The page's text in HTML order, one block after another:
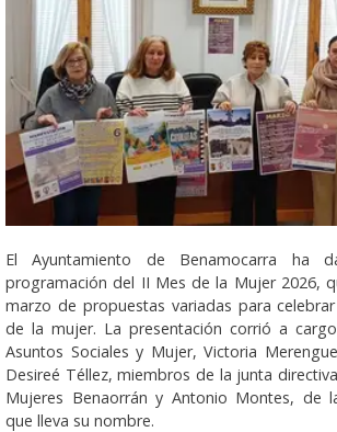
El Ayuntamiento de Benamocarra ha
programación del II Mes de la Mujer 2026,
marzo de propuestas variadas para
de la mujer. La presentación corrió a
Asuntos Sociales y Mujer, Victoria
Desireé Téllez, miembros de la junta
Mujeres Benaorrán y Antonio Montes, de
que lleva su nombre.